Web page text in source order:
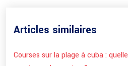
Articles similaires
Courses sur la plage à cuba :